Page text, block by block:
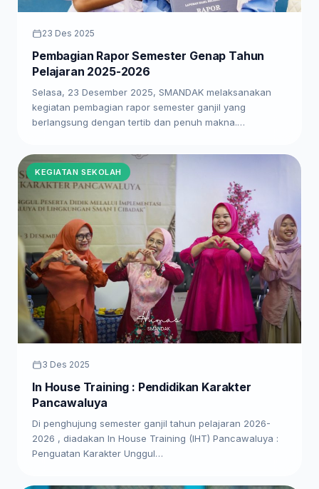
23 Des 2025
Pembagian Rapor Semester Genap Tahun
Pelajaran 2025-2026
Selasa, 23 Desember 2025, SMANDAK melaksanakan
kegiatan pembagian rapor semester ganjil yang
berlangsung dengan tertib dan penuh makna.…
KEGIATAN SEKOLAH
3 Des 2025
In House Training : Pendidikan Karakter
Pancawaluya
Di penghujung semester ganjil tahun pelajaran 2026-
2026 , diadakan In House Training (IHT) Pancawaluya :
Penguatan Karakter Unggul…